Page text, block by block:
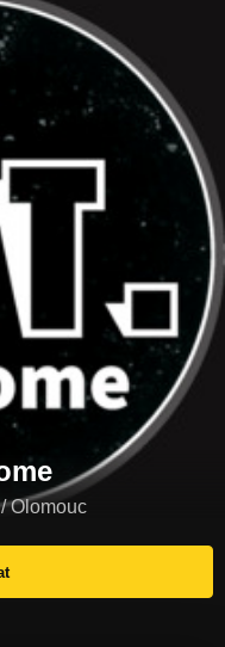
Olomouc